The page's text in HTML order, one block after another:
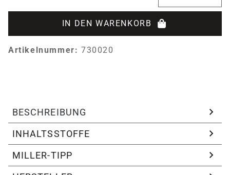
IN DEN WARENKORB
Artikelnummer: 730020
BESCHREIBUNG
INHALTSSTOFFE
MILLER-TIPP